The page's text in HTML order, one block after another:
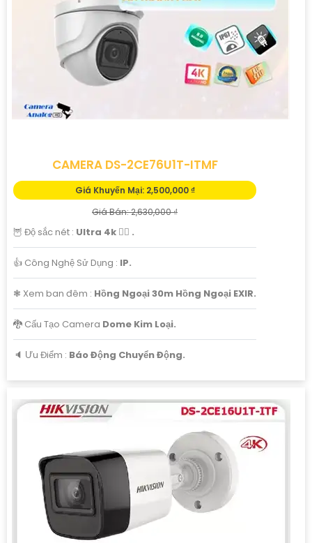
CAMERA DS-2CE76U1T-ITMF
Giá Khuyến Mại: 2,500,000 ₫
Giá Bán: 2,630,000 ₫
🦉 Độ sắc nét : Ultra 4k 👍🏾 .
👍 Công Nghệ Sử Dụng : IP.
❃ Xem ban đêm : Hồng Ngoại 30m Hồng Ngoại EXIR.
🐉️ Cấu Tạo Camera Dome Kim Loại.
️🔈 Ưu Điểm : Báo Động Chuyển Động.